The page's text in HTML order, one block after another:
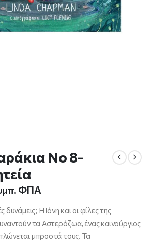
Νο 8-
€.
ΦΠΑ
δυνάμεις; Η Ιόνη και οι φίλες της
τα Αστερόζωα, ένας καινούργιος
μπροστά τους. Τα